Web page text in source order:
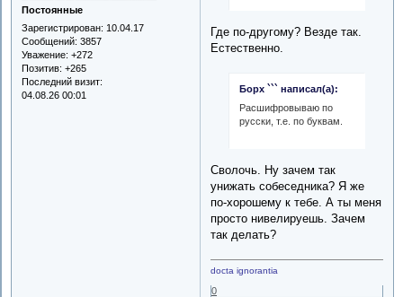
Постоянные
Зарегистрирован: 10.04.17
Сообщений: 3857
Уважение: +272
Позитив: +265
Последний визит:
04.08.26 00:01
Где по-другому? Везде так.
Естественно.
Борх ``` написал(а):
Расшифровываю по
русски, т.е. по буквам.
Сволочь. Ну зачем так
унижать собеседника? Я же
по-хорошему к тебе. А ты меня
просто нивелируешь. Зачем
так делать?
docta ignorantia
0